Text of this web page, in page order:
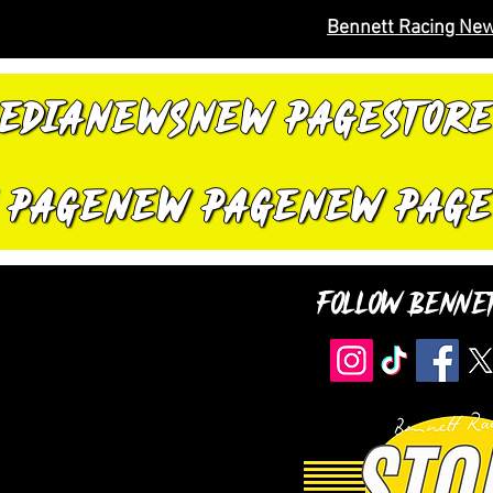
Bennett Racing
NEWSNew PageSTORE
New PageNew Page
Follow